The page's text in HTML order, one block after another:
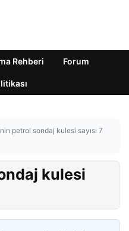
Rehberi Forum
petrol sondaj kulesi sayısı 7
kulesi